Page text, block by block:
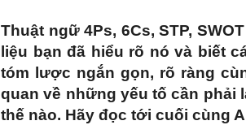
Thuật ngữ 4Ps, 6Cs, STP,
liệu bạn đã hiểu rõ nó và biết
tóm lược ngắn gọn, rõ ràng
quan về những yếu tố cần phải
thế nào. Hãy đọc tới cuối cùng